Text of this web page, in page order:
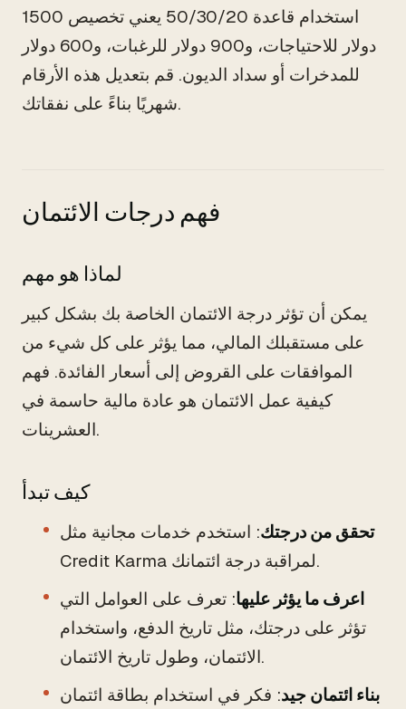
استخدام قاعدة 50/30/20 يعني تخصيص 1500
دولار للاحتياجات، و900 دولار للرغبات، و600 دولار
للمدخرات أو سداد الديون. قم بتعديل هذه الأرقام
شهريًا بناءً على نفقاتك.
فهم درجات الائتمان
لماذا هو مهم
يمكن أن تؤثر درجة الائتمان الخاصة بك بشكل كبير
على مستقبلك المالي، مما يؤثر على كل شيء من
الموافقات على القروض إلى أسعار الفائدة. فهم
كيفية عمل الائتمان هو عادة مالية حاسمة في
العشرينات.
كيف تبدأ
تحقق من درجتك: استخدم خدمات مجانية مثل
Credit Karma لمراقبة درجة ائتمانك.
اعرف ما يؤثر عليها: تعرف على العوامل التي
تؤثر على درجتك، مثل تاريخ الدفع، واستخدام
الائتمان، وطول تاريخ الائتمان.
بناء ائتمان جيد: فكر في استخدام بطاقة ائتمان